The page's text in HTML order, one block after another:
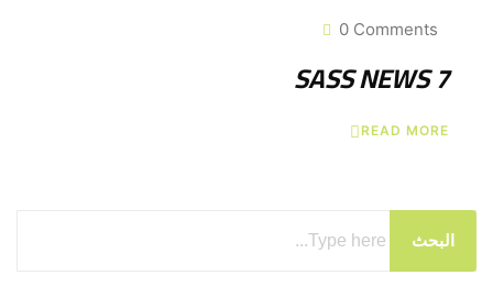
0 Comments
SASS NEWS 7
READ MORE
البحث